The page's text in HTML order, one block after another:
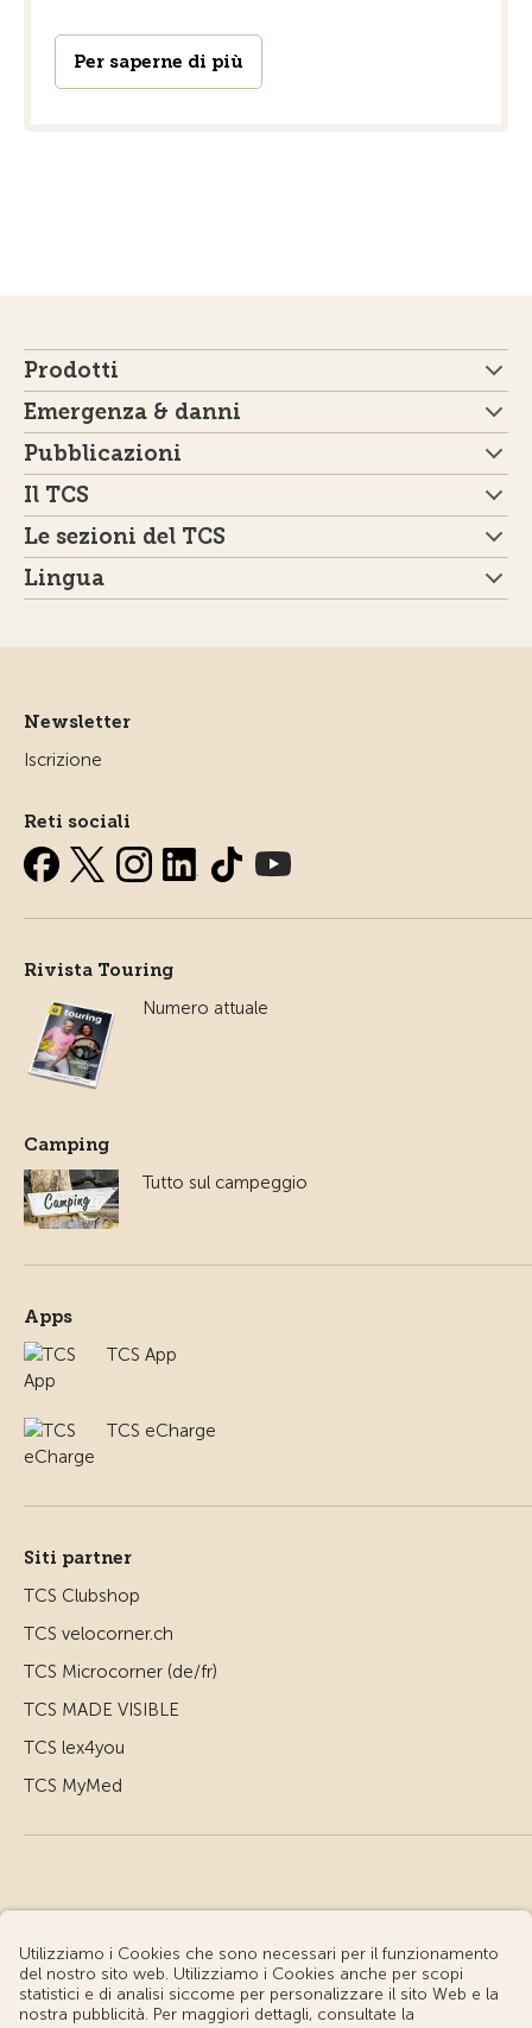
Per saperne di più
Prodotti
Emergenza & danni
Pubblicazioni
Il TCS
Le sezioni del TCS
Lingua
Newsletter
Iscrizione
Reti sociali
Rivista Touring
Numero attuale
Camping
Tutto sul campeggio
Apps
TCS App
TCS eCharge
Siti partner
TCS Clubshop
TCS velocorner.ch
TCS Microcorner (de/fr)
TCS MADE VISIBLE
TCS lex4you
TCS MyMed